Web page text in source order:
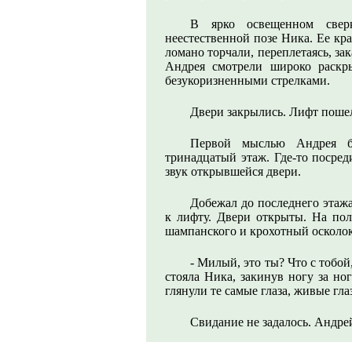
В ярко освещенном
неестественной позе Ника. Ее
ломано торчали, переплетаясь,
Андрея смотрели широко
безукоризненными стрелками.
Двери закрылись. Лифт
Первой мыслью Андрея
тринадцатый этаж. Где-то
звук открывшейся двери.
Добежал до последнего
к лифту. Двери открыты. На
шампанского и крохотный
- Милый, это ты? Что с
стояла Ника, закинув ногу за
глянули те самые глаза, живые
Свидание не задалось.